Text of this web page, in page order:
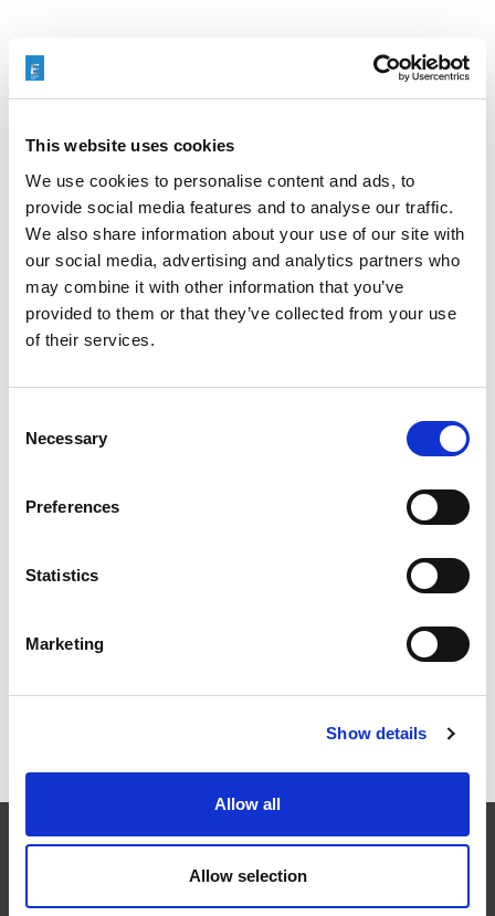
This website uses cookies
We use cookies to personalise content and ads, to
provide social media features and to analyse our traffic.
We also share information about your use of our site with
our social media, advertising and analytics partners who
may combine it with other information that you’ve
provided to them or that they’ve collected from your use
of their services.
Selection
Necessary
Preferences
Statistics
Marketing
Show details
Allow all
Allow selection
Search
for:
AKTUALNOŚCI
MACHEN SIE SICH BEREIT FÜR EIN TREFFEN MIT
DEM TEAM VON EXTRUDE HONE INDIA AUF DER
VERTRAGSGESCHÄFT, KUNDENBERICHT VON
NEHMEN SIE AM AM FORUM BERLIN TEIL!
Extrude Hone